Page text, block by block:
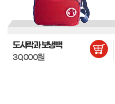
도시락과 보냉백
30,000원